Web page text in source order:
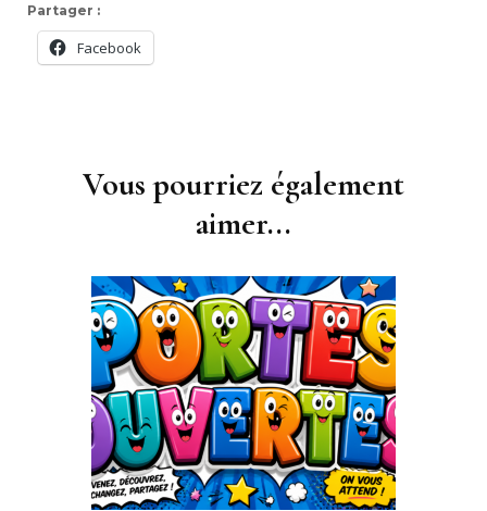
Partager :
Facebook
Vous pourriez également
aimer...